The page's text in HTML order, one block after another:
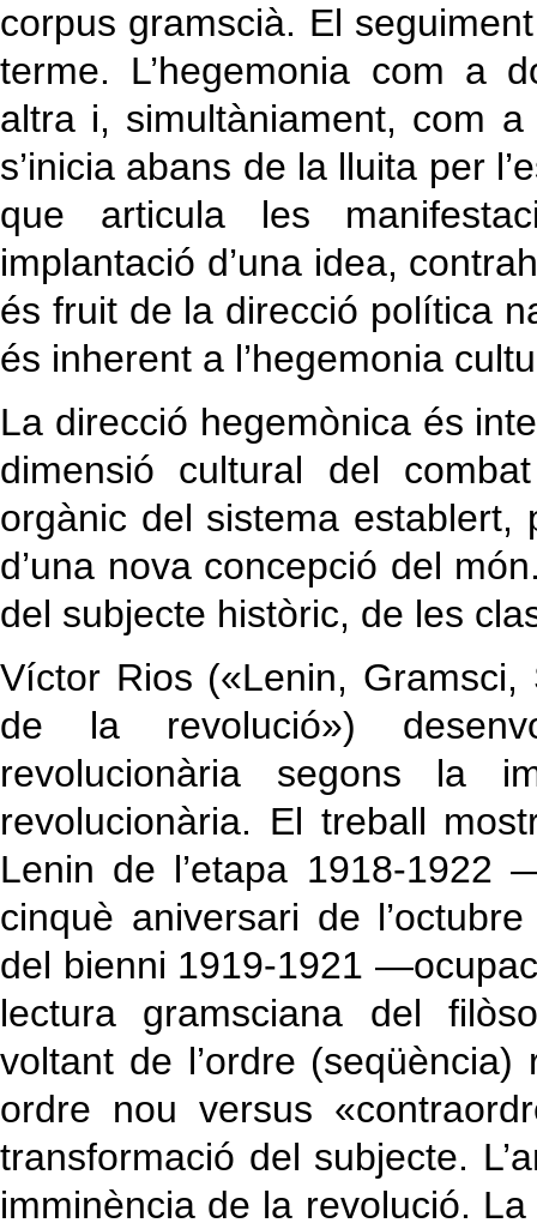
corpus gramscià. El
terme. L’hegemonia com a
altra i, simultàniament, com
s’inicia abans de la lluita per
que articula les
implantació d’una idea,
és fruit de la direcció política
és inherent a l’hegemonia
La direcció hegemònica és
dimensió cultural del
orgànic del sistema
d’una nova concepció del
del subjecte històric, de les
Víctor Rios («Lenin,
de la revolució»)
revolucionària segons la
revolucionària. El treball
Lenin de l’etapa 1918-
cinquè aniversari de
del bienni 1919-1921
lectura gramsciana del
voltant de l’ordre
ordre nou versus
transformació del subjecte.
imminència de la revolució.